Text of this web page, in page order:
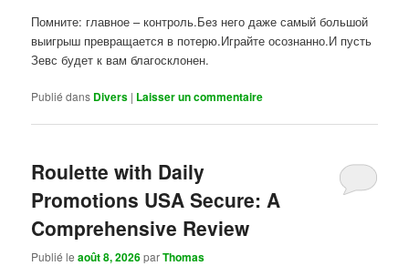
Помните: главное – контроль.Без него даже самый большой
выигрыш превращается в потерю.Играйте осознанно.И пусть
Зевс будет к вам благосклонен.
Publié dans Divers | Laisser un commentaire
Roulette with Daily
Promotions USA Secure: A
Comprehensive Review
Publié leaoût 8, 2026parThomas